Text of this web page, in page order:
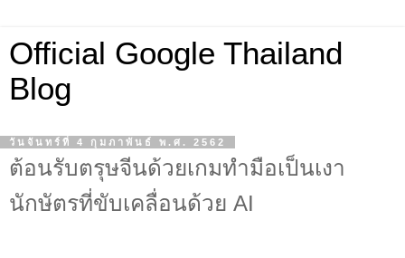
Official Google Thailand
Blog
วันจันทร์ที่ 4 กุมภาพันธ์ พ.ศ. 2562
ต้อนรับตรุษจีนด้วยเกมทำมือเป็นเงา
นักษัตรที่ขับเคลื่อนด้วย AI